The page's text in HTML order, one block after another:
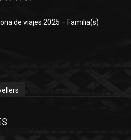
de viajes 2025 – Familia(s)